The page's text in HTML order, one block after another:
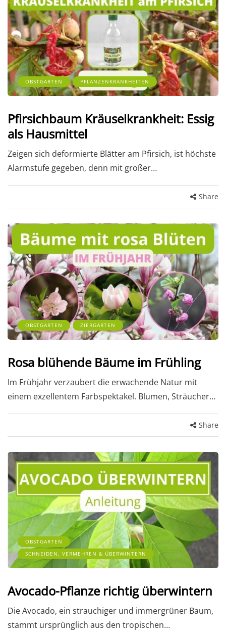
OBSTGARTEN PFLANZENKRANKHEITEN
Pfirsichbaum Kräuselkrankheit: Essig
als Hausmittel
Zeigen sich deformierte Blätter am Pfirsich, ist höchste
Alarmstufe gegeben, denn mit großer…
Share
OBSTGARTEN ZIERGARTEN
Rosa blühende Bäume im Frühling
Im Frühjahr verzaubert die erwachende Natur mit
einem exzellentem Farbspektakel. Blumen, Sträucher…
Share
OBSTGARTEN
SCHNEIDEN, VERMEHREN & ÜBERWINTERN
Avocado-Pflanze richtig überwintern
Die Avocado, ein strauchiger und immergrüner Baum,
stammt ursprünglich aus den tropischen…